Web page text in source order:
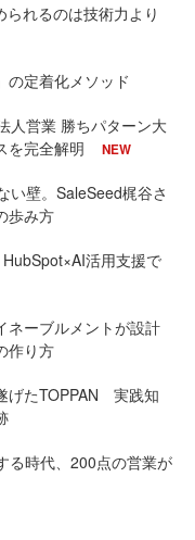
れるのは技術力より
の定着化メソッド
人営業 勝ちパターン大
を完全解明
NEW
い壁。SaleSeed梶谷さ
歩み方
活用支援で
ネーブルメントが設計
作り方
げたTOPPAN 実践知
る時代、200点の営業が